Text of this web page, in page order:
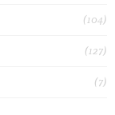
(104)
(127)
(7)